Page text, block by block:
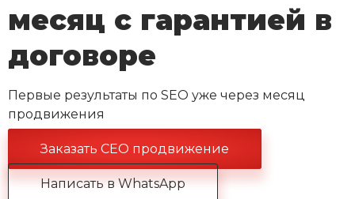
месяц c гарантией в
договоре
Первые результаты по SEO уже через месяц
продвижения
Заказать СЕО продвижение
Написать в WhatsApp